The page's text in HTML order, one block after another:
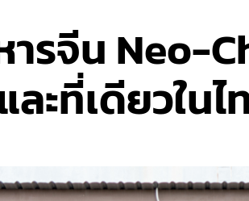
รจีน Neo-
ะที่เดียวในไ